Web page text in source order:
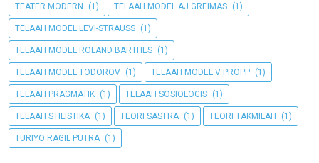
TEATER MODERN (1) TELAAH MODEL AJ GREIMAS (1)
TELAAH MODEL LEVI-STRAUSS (1)
TELAAH MODEL ROLAND BARTHES (1)
TELAAH MODEL TODOROV (1) TELAAH MODEL V PROPP (1)
TELAAH PRAGMATIK (1) TELAAH SOSIOLOGIS (1)
TELAAH STILISTIKA (1) TEORI SASTRA (1) TEORI TAKMILAH (1)
TURIYO RAGIL PUTRA (1)